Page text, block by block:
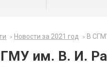
Новости за 2021 год В
им. В. И.